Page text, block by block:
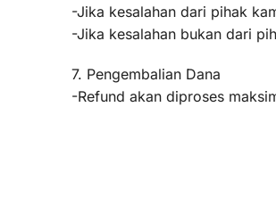
-Jika kesalahan dari pihak
-Jika kesalahan bukan dari
7. Pengembalian Dana
-Refund akan diproses